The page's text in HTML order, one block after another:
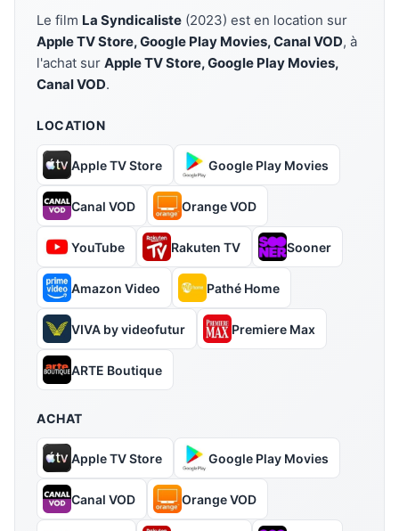
Le film La Syndicaliste (2023) est en location sur
Apple TV Store, Google Play Movies, Canal VOD, à
l'achat sur Apple TV Store, Google Play Movies,
Canal VOD.
LOCATION
Apple TV Store Google Play Movies
Canal VOD Orange VOD
YouTube Rakuten TV Sooner
Amazon Video Pathé Home
VIVA by videofutur Premiere Max
ARTE Boutique
ACHAT
Apple TV Store Google Play Movies
Canal VOD Orange VOD